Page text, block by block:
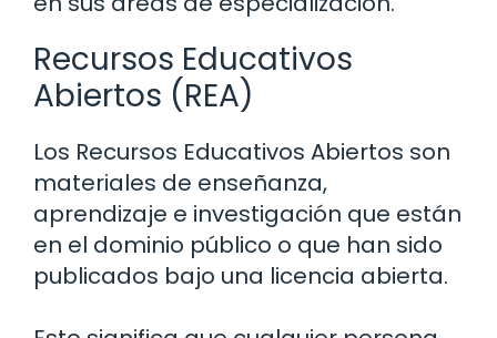
Recursos Educativos
Abiertos (REA)
Los Recursos Educativos Abiertos son
materiales de enseñanza,
aprendizaje e investigación que están
en el dominio público o que han sido
publicados bajo una licencia abierta.